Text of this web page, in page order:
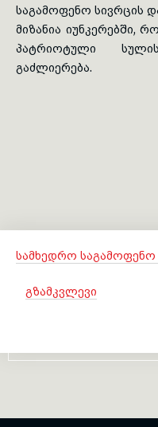
საგამოფენო სივრცის
მიზანია
პატრიოტული
გაძლიერება.
სამხედრო საგამოფენო
გზამკვლევი